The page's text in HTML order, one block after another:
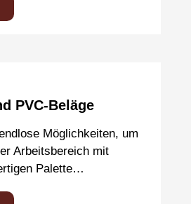
PVC-Beläge
Möglichkeiten, um
Arbeitsbereich mit
Palette…